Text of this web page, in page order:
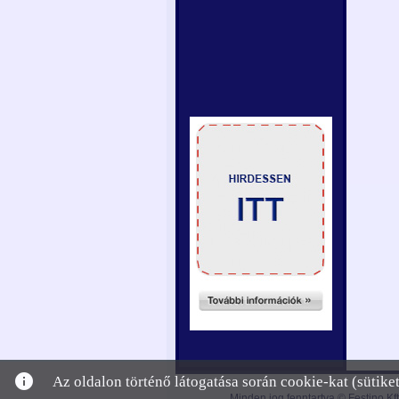
info
Az oldalon történő látogatása során cookie-kat